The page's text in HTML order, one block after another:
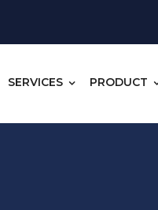
SERVICES PRODUCT